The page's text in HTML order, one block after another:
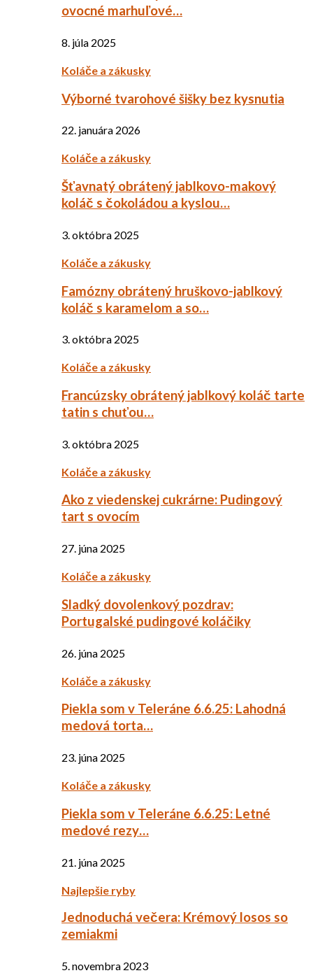
ovocné marhuľové…
8. júla 2025
Koláče a zákusky
Výborné tvarohové šišky bez kysnutia
22. januára 2026
Koláče a zákusky
Šťavnatý obrátený jablkovo-makový
koláč s čokoládou a kyslou…
3. októbra 2025
Koláče a zákusky
Famózny obrátený hruškovo-jablkový
koláč s karamelom a so…
3. októbra 2025
Koláče a zákusky
Francúzsky obrátený jablkový koláč tarte
tatin s chuťou…
3. októbra 2025
Koláče a zákusky
Ako z viedenskej cukrárne: Pudingový
tart s ovocím
27. júna 2025
Koláče a zákusky
Sladký dovolenkový pozdrav:
Portugalské pudingové koláčiky
26. júna 2025
Koláče a zákusky
Piekla som v Teleráne 6.6.25: Lahodná
medová torta…
23. júna 2025
Koláče a zákusky
Piekla som v Teleráne 6.6.25: Letné
medové rezy…
21. júna 2025
Najlepšie ryby
Jednoduchá večera: Krémový losos so
zemiakmi
5. novembra 2023